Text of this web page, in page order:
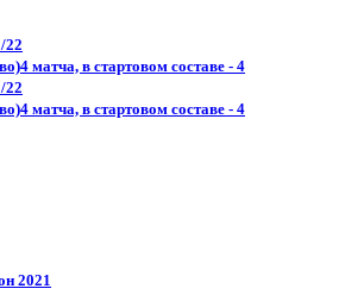
22
4 матча, в стартовом составе - 4
22
4 матча, в стартовом составе - 4
2021